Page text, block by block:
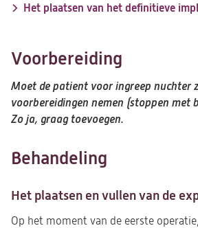
Het plaatsen van het definitieve
Voorbereiding
Moet de patient voor ingreep nuchter
voorbereidingen nemen (stoppen met
Zo ja, graag toevoegen.
Behandeling
Het plaatsen en vullen van de
Op het moment van de eerste